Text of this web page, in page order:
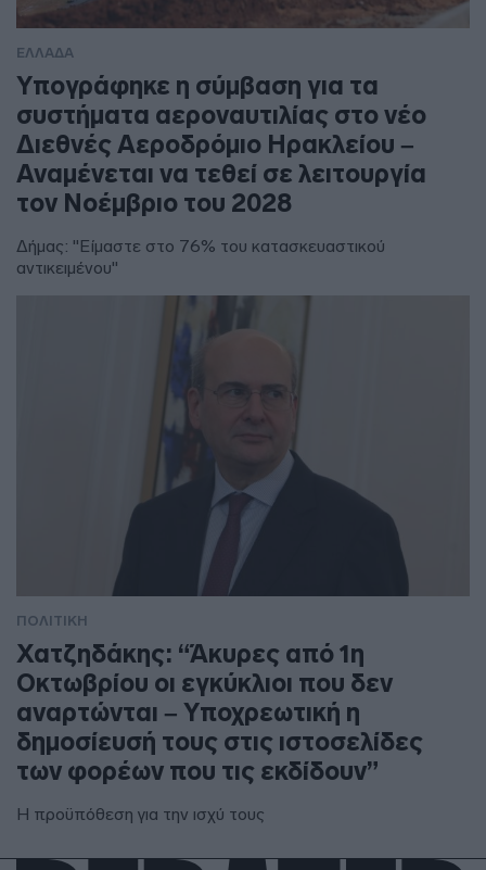
ΕΛΛΑΔΑ
Υπογράφηκε η σύμβαση για τα
συστήματα αεροναυτιλίας στο νέο
Διεθνές Αεροδρόμιο Ηρακλείου –
Αναμένεται να τεθεί σε λειτουργία
τον Νοέμβριο του 2028
Δήμας: "Είμαστε στο 76% του κατασκευαστικού
αντικειμένου"
ΠΟΛΙΤΙΚΗ
Χατζηδάκης: “Άκυρες από 1η
Οκτωβρίου οι εγκύκλιοι που δεν
αναρτώνται – Υποχρεωτική η
δημοσίευσή τους στις ιστοσελίδες
των φορέων που τις εκδίδουν”
Η προϋπόθεση για την ισχύ τους